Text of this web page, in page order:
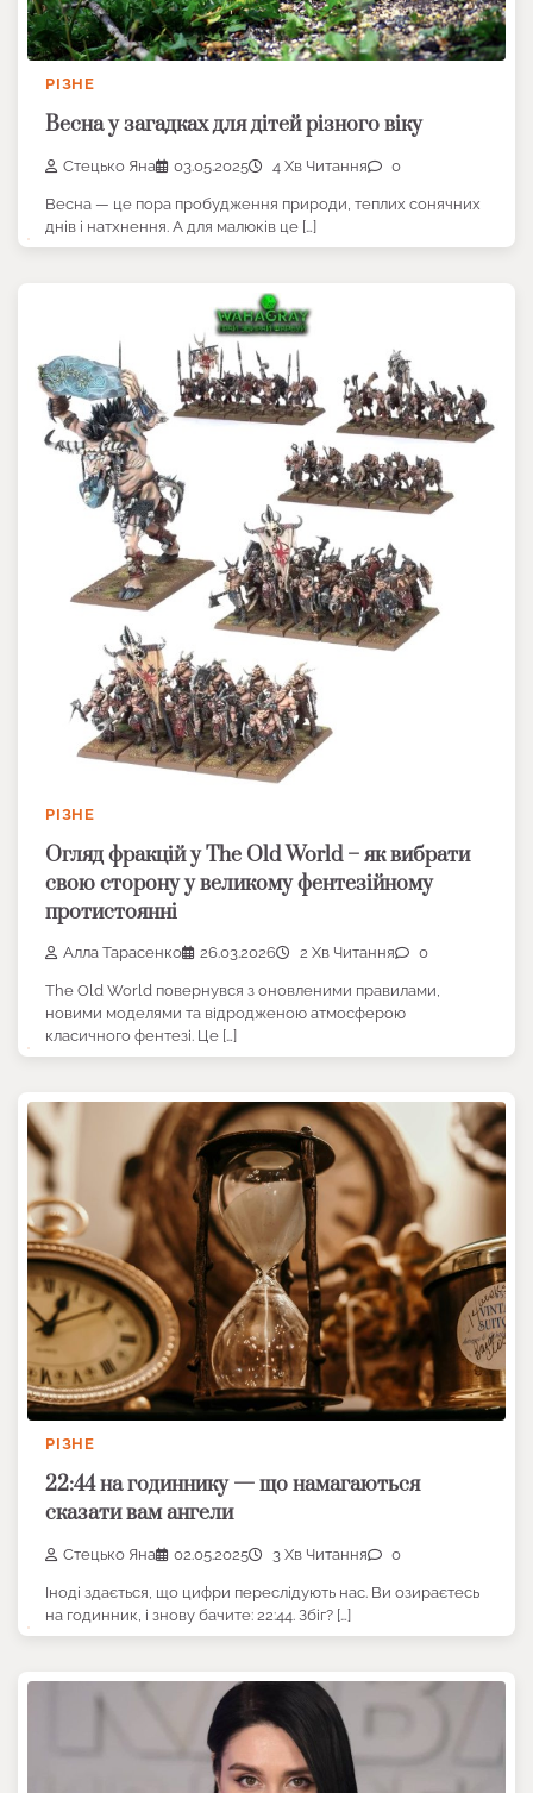
РІЗНЕ
Весна у загадках для дітей різного віку
Стецько Яна 03.05.2025 4 Хв Читання 0
Весна — це пора пробудження природи, теплих сонячних
днів і натхнення. А для малюків це […]
РІЗНЕ
Огляд фракцій у The Old World – як вибрати
свою сторону у великому фентезійному
протистоянні
Алла Тарасенко 26.03.2026 2 Хв Читання 0
The Old World повернувся з оновленими правилами,
новими моделями та відродженою атмосферою
класичного фентезі. Це […]
РІЗНЕ
22:44 на годиннику — що намагаються
сказати вам ангели
Стецько Яна 02.05.2025 3 Хв Читання 0
Іноді здається, що цифри переслідують нас. Ви озираєтесь
на годинник, і знову бачите: 22:44. Збіг? […]